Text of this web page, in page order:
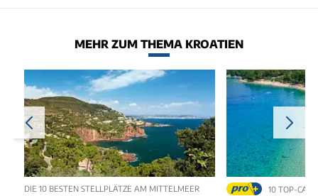
MEHR ZUM THEMA KROATIEN
DIE 10 BESTEN STELLPLÄTZE AM MITTELMEER
10 TOP-